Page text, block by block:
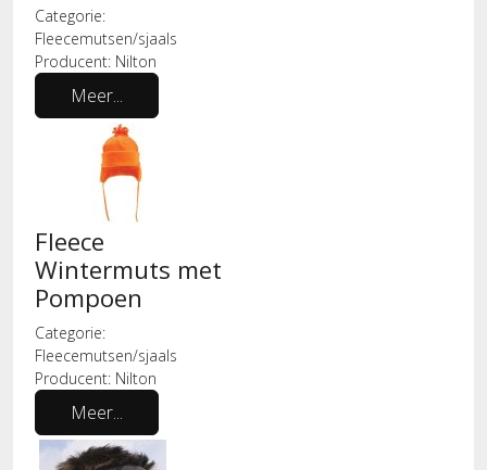
Categorie:
Fleecemutsen/sjaals
Producent: Nilton
Meer...
Fleece
Wintermuts met
Pompoen
Categorie:
Fleecemutsen/sjaals
Producent: Nilton
Meer...